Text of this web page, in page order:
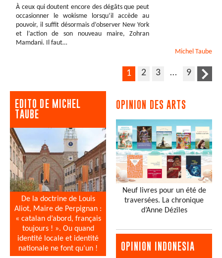
À ceux qui doutent encore des dégâts que peut
occasionner le wokisme lorsqu’il accède au
pouvoir, il suffit désormais d’observer New York
et l’action de son nouveau maire, Zohran
Mamdani. Il faut…
Michel Taube
1 2 3 … 9
EDITO DE MICHEL
TAUBE
De la doctrine de Louis
Aliot, Maire de Perpignan :
« catalan d’abord, français
toujours ! ». Ou quand
identité locale et identité
nationale ne font qu’un !
OPINION DES ARTS
Neuf livres pour un été de
traversées. La chronique
d’Anne Dézîles
OPINION INDONESIA